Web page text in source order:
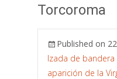
Torcoroma
Published on
Izada de
aparición de la